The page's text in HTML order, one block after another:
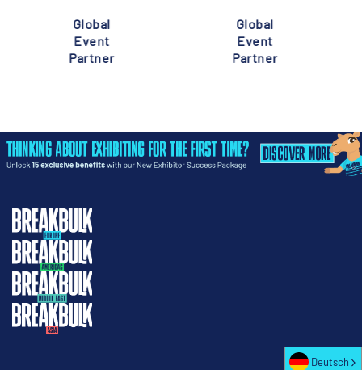
Global
Event
Partner
Global
Event
Partner
Deutsch